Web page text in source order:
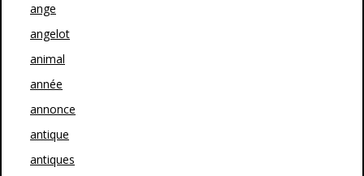
ange
angelot
animal
année
annonce
antique
antiques